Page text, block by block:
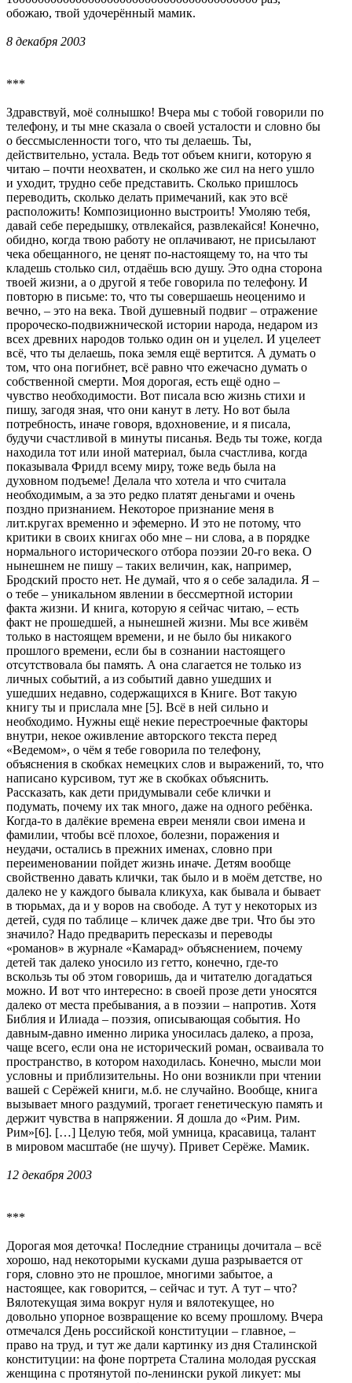
обожаю, твой удочерённый мамик.
8 декабря 2003
***
Здравствуй, моё солнышко! Вчера мы с тобой говорили по
телефону, и ты мне сказала о своей усталости и словно бы
о бессмысленности того, что ты делаешь. Ты,
действительно, устала. Ведь тот объем книги, которую я
читаю – почти неохватен, и сколько же сил на него ушло
и уходит, трудно себе представить. Сколько пришлось
переводить, сколько делать примечаний, как это всё
расположить! Композиционно выстроить! Умоляю тебя,
давай себе передышку, отвлекайся, развлекайся! Конечно,
обидно, когда твою работу не оплачивают, не присылают
чека обещанного, не ценят по-настоящему то, на что ты
кладешь столько сил, отдаёшь всю душу. Это одна сторона
твоей жизни, а о другой я тебе говорила по телефону. И
повторю в письме: то, что ты совершаешь неоценимо и
вечно, – это на века. Твой душевный подвиг – отражение
пророческо-подвижнической истории народа, недаром из
всех древних народов только один он и уцелел. И уцелеет
всё, что ты делаешь, пока земля ещё вертится. А думать о
том, что она погибнет, всё равно что ежечасно думать о
собственной смерти. Моя дорогая, есть ещё одно –
чувство необходимости. Вот писала всю жизнь стихи и
пишу, загодя зная, что они канут в лету. Но вот была
потребность, иначе говоря, вдохновение, и я писала,
будучи счастливой в минуты писанья. Ведь ты тоже, когда
находила тот или иной материал, была счастлива, когда
показывала Фридл всему миру, тоже ведь была на
духовном подъеме! Делала что хотела и что считала
необходимым, а за это редко платят деньгами и очень
поздно признанием. Некоторое признание меня в
лит.кругах временно и эфемерно. И это не потому, что
критики в своих книгах обо мне – ни слова, а в порядке
нормального исторического отбора поэзии 20-го века. О
нынешнем не пишу – таких величин, как, например,
Бродский просто нет. Не думай, что я о себе заладила. Я –
о тебе – уникальном явлении в бессмертной истории
факта жизни. И книга, которую я сейчас читаю, – есть
факт не прошедшей, а нынешней жизни. Мы все живём
только в настоящем времени, и не было бы никакого
прошлого времени, если бы в сознании настоящего
отсутствовала бы память. А она слагается не только из
личных событий, а из событий давно ушедших и
ушедших недавно, содержащихся в Книге. Вот такую
книгу ты и прислала мне [5]. Всё в ней сильно и
необходимо. Нужны ещё некие перестроечные факторы
внутри, некое оживление авторского текста перед
«Ведемом», о чём я тебе говорила по телефону,
объяснения в скобках немецких слов и выражений, то, что
написано курсивом, тут же в скобках объяснить.
Рассказать, как дети придумывали себе клички и
подумать, почему их так много, даже на одного ребёнка.
Когда-то в далёкие времена евреи меняли свои имена и
фамилии, чтобы всё плохое, болезни, поражения и
неудачи, остались в прежних именах, словно при
переименовании пойдет жизнь иначе. Детям вообще
свойственно давать клички, так было и в моём детстве, но
далеко не у каждого бывала кликуха, как бывала и бывает
в тюрьмах, да и у воров на свободе. А тут у некоторых из
детей, судя по таблице – кличек даже две три. Что бы это
значило? Надо предварить пересказы и переводы
«романов» в журнале «Камарад» объяснением, почему
детей так далеко уносило из гетто, конечно, где-то
вскользь ты об этом говоришь, да и читателю догадаться
можно. И вот что интересно: в своей прозе дети уносятся
далеко от места пребывания, а в поэзии – напротив. Хотя
Библия и Илиада – поэзия, описывающая события. Но
давным-давно именно лирика уносилась далеко, а проза,
чаще всего, если она не исторический роман, осваивала то
пространство, в котором находилась. Конечно, мысли мои
условны и приблизительны. Но они возникли при чтении
вашей с Серёжей книги, м.б. не случайно. Вообще, книга
вызывает много раздумий, трогает генетическую память и
держит чувства в напряжении. Я дошла до «Рим. Рим.
Рим»[6]. […] Целую тебя, мой умница, красавица, талант
в мировом масштабе (не шучу). Привет Серёже. Мамик.
12 декабря 2003
***
Дорогая моя деточка! Последние страницы дочитала – всё
хорошо, над некоторыми кусками душа разрывается от
горя, словно это не прошлое, многими забытое, а
настоящее, как говорится, – сейчас и тут. А тут – что?
Вялотекущая зима вокруг нуля и вялотекущее, но
довольно упорное возвращение ко всему прошлому. Вчера
отмечался День российской конституции – главное, –
право на труд, и тут же дали картинку из дня Сталинской
конституции: на фоне портрета Сталина молодая русская
женщина с протянутой по-ленински рукой ликует: мы